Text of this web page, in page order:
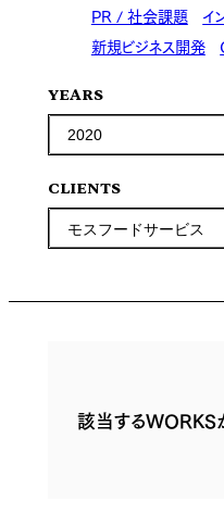
PR / 社会課題 イ
新規ビジネス開発
YEARS
CLIENTS
該当するWORKS